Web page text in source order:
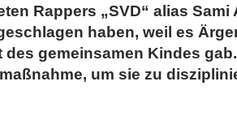
Rappers „SVD“ alias Sami
haben, weil es
gemeinsamen Kindes
um sie zu